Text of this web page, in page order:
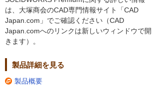
は、大塚商会のCAD専門情報サイト「CAD
Japan.com」でご確認ください（CAD
Japan.comへのリンクは新しいウィンドウで開
きます）。
製品詳細を見る
製品概要